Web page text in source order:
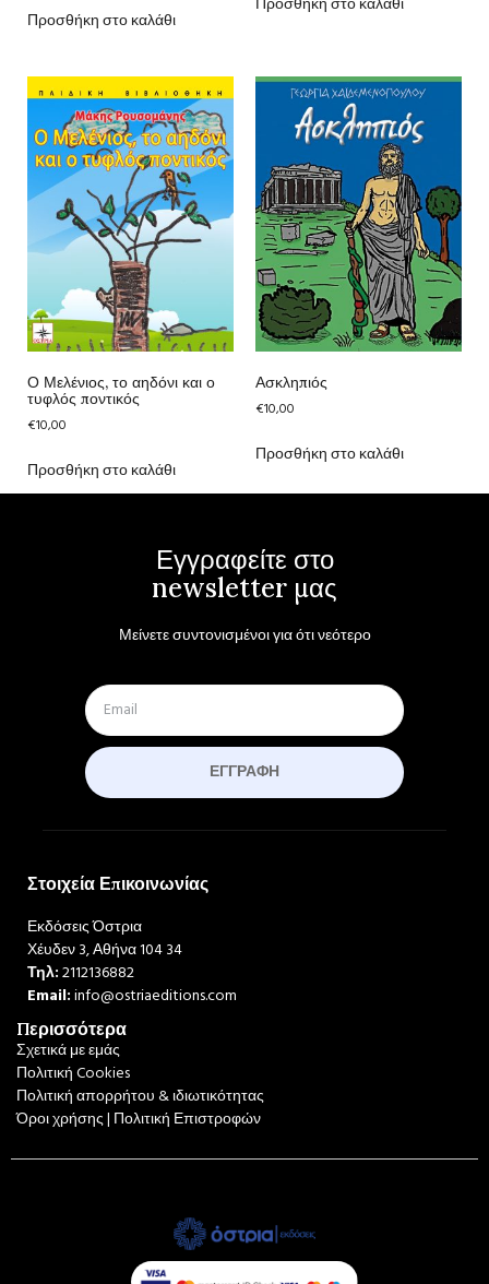
Προσθήκη στο καλάθι
Ο Μελένιος, το αηδόνι και ο
τυφλός ποντικός
€10,00
Προσθήκη στο καλάθι
Ασκληπιός
€10,00
Προσθήκη στο καλάθι
Εγγραφείτε στο
newsletter μας
Μείνετε συντονισμένοι για ότι νεότερο
ΕΓΓΡΑΦΉ
Στοιχεία Επικοινωνίας
Εκδόσεις Όστρια
Χέυδεν 3, Αθήνα 104 34
Τηλ:2112136882
Email:info@ostriaeditions.com
Περισσότερα
Σχετικά με εμάς
Πολιτική Cookies
Πολιτική απορρήτου & ιδιωτικότητας
Όροι χρήσης | Πολιτική Επιστροφών